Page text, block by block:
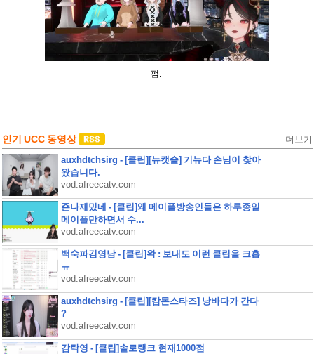
펌:
인기 UCC 동영상 더보기
auxhdtchsirg - [클립][뉴캣슬] 기뉴다 손님이 찾아
왔습니다.
vod.afreecatv.com
죤나재밌네 - [클립]왜 메이플방송인들은 하루종일
메이플만하면서 수...
vod.afreecatv.com
백숙파김영남 - [클립]왁 : 보내도 이런 클립을 크흡
ㅠ
vod.afreecatv.com
auxhdtchsirg - [클립][캄몬스타즈] 낭바다가 간다
?
vod.afreecatv.com
감탁영 - [클립]솔로랭크 현재1000점